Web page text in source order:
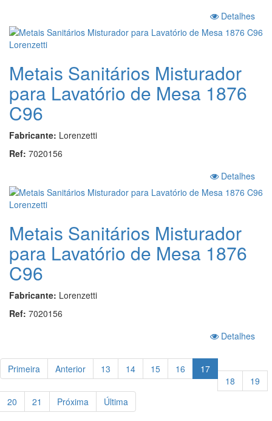
Detalhes
Metais Sanitários Misturador
para Lavatório de Mesa 1876
C96
Fabricante: Lorenzetti
Ref: 7020156
Detalhes
Metais Sanitários Misturador
para Lavatório de Mesa 1876
C96
Fabricante: Lorenzetti
Ref: 7020156
Detalhes
Primeira Anterior 13 14 15 16
17
18
19
20
21 Próxima Última